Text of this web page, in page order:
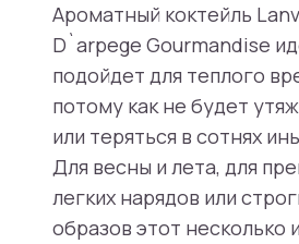
Ароматный коктейль
D`arpege Gourmandise
подойдет для теплого
потому как не будет
или теряться в сотнях
Для весны и лета, для
легких нарядов или
образов этот несколько